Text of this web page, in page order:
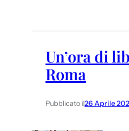
S
a
Un’ora di
Roma
Pubblicato il26 Aprile